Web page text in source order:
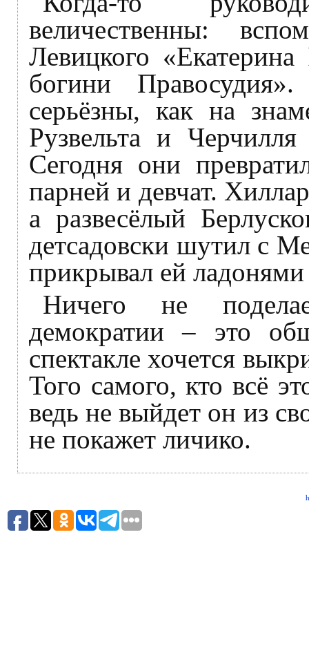
величественны:
Левицкого
богини
серьёзны, как на
Рузвельта и
Сегодня они
парней и девчат.
а развесёлый
детсадовски шутил с
прикрывал ей ладонями
Ничего не
демократии – это
спектакле хочется
Того самого, кто всё
ведь не выйдет он из
не покажет личико.